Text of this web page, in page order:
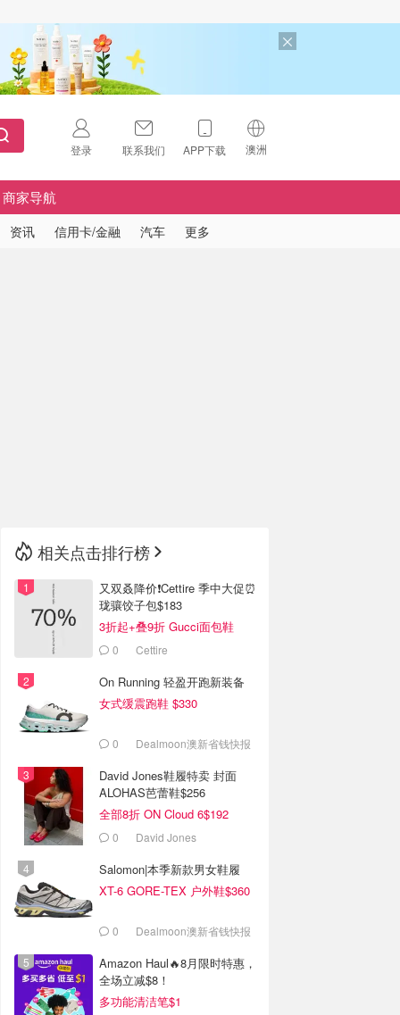
登录 联系我们 APP下载 澳洲
🇺🇸
🇨🇳中国
商家导航
资讯 信用卡/金融 汽车 更多
相关点击排行榜
又双叒降价❗️Cettire 季中大促⏰
珑骧饺子包$183
3折起+叠9折 Gucci面包鞋
$9910 Cettire
On Running 轻盈开跑新装备
女式缓震跑鞋 $330
0 Dealmoon澳新省钱快报
David Jones鞋履特卖 封面
ALOHAS芭蕾鞋$256
全部8折 ON Cloud 6$192
0 David Jones
Salomon|本季新款男女鞋履
XT-6 GORE-TEX 户外鞋$360
0 Dealmoon澳新省钱快报
Amazon Haul🔥8月限时特惠，
全场立减$8！
多功能清洁笔$1